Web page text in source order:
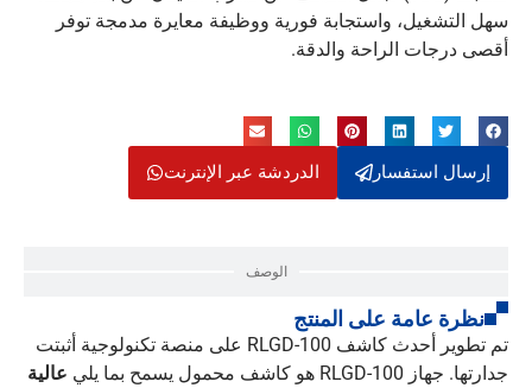
سهل التشغيل، واستجابة فورية ووظيفة معايرة مدمجة توفر
أقصى درجات الراحة والدقة.
إرسال استفسار الدردشة عبر الإنترنت
الوصف
نظرة عامة على المنتج
تم تطوير أحدث كاشف RLGD-100 على منصة تكنولوجية أثبتت
جدارتها. جهاز RLGD-100 هو كاشف محمول يسمح بما يلي
عالية